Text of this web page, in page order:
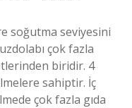
soğutma seviyesini
çok fazla
biridir. 4
sahiptir. İç
çok fazla gıda